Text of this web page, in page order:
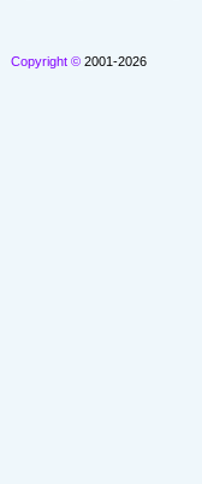
Copyright © 2001-2026